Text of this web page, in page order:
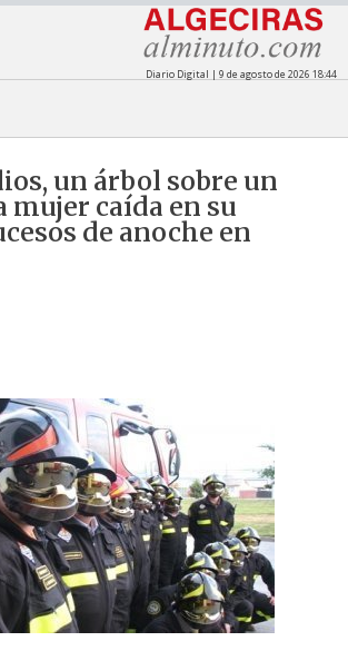
Diario Digital | 9 de agosto de 2026 18:44
un árbol sobre un
mujer caída en su
de anoche en